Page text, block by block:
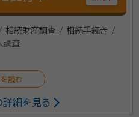
相続財産調査 / 相続手続き /
調査
岡で遺言書作成や相続手
詳細を見る